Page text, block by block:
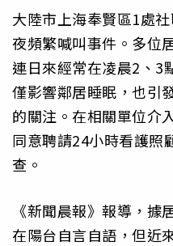
大陸市上海奉賢區1處
夜頻繁喊叫事件。多位
連日來經常在凌晨2、3
僅影響鄰居睡眠，也引
的關注。在相關單位介
同意聘請24小時看護照
查。
《新聞晨報》報導，據
在陽台自言自語，但近